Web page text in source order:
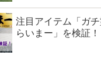
注目アイテム「ガ
らいまー」を検証！